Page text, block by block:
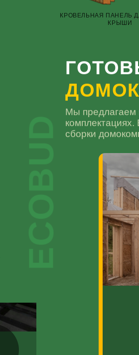
КРОВЕЛЬНАЯ ПАНЕЛЬ
КРЫШИ
Мы предлагаем
сборки